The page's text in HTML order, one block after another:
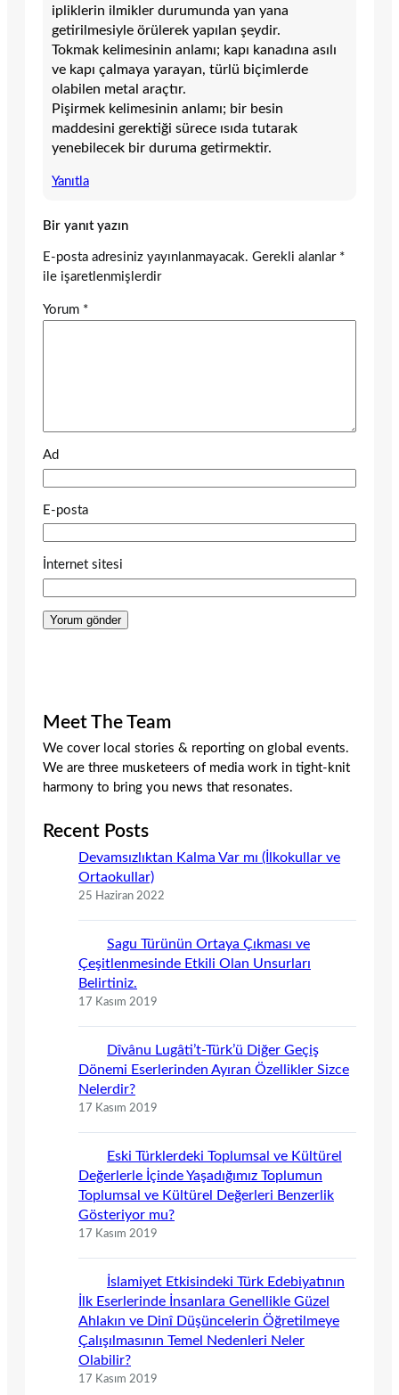
ipliklerin ilmikler durumunda yan yana
getirilmesiyle örülerek yapılan şeydir.
Tokmak kelimesinin anlamı; kapı kanadına asılı
ve kapı çalmaya yarayan, türlü biçimlerde
olabilen metal araçtır.
Pişirmek kelimesinin anlamı; bir besin
maddesini gerektiği sürece ısıda tutarak
yenebilecek bir duruma getirmektir.
Yanıtla
Bir yanıt yazın
E-posta adresiniz yayınlanmayacak. Gerekli alanlar *
ile işaretlenmişlerdir
Yorum *
Ad
E-posta
İnternet sitesi
Meet The Team
We cover local stories & reporting on global events.
We are three musketeers of media work in tight-knit
harmony to bring you news that resonates.
Recent Posts
Devamsızlıktan Kalma Var mı (İlkokullar ve
Ortaokullar)
25 Haziran 2022
Sagu Türünün Ortaya Çıkması ve
Çeşitlenmesinde Etkili Olan Unsurları
Belirtiniz.
17 Kasım 2019
Dîvânu Lugâti’t-Türk’ü Diğer Geçiş
Dönemi Eserlerinden Ayıran Özellikler Sizce
Nelerdir?
17 Kasım 2019
Eski Türklerdeki Toplumsal ve Kültürel
Değerlerle İçinde Yaşadığımız Toplumun
Toplumsal ve Kültürel Değerleri Benzerlik
Gösteriyor mu?
17 Kasım 2019
İslamiyet Etkisindeki Türk Edebiyatının
İlk Eserlerinde İnsanlara Genellikle Güzel
Ahlakın ve Dinî Düşüncelerin Öğretilmeye
Çalışılmasının Temel Nedenleri Neler
Olabilir?
17 Kasım 2019